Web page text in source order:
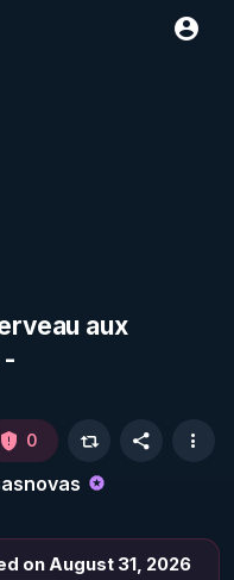
aux
-
0
on August 31, 2026